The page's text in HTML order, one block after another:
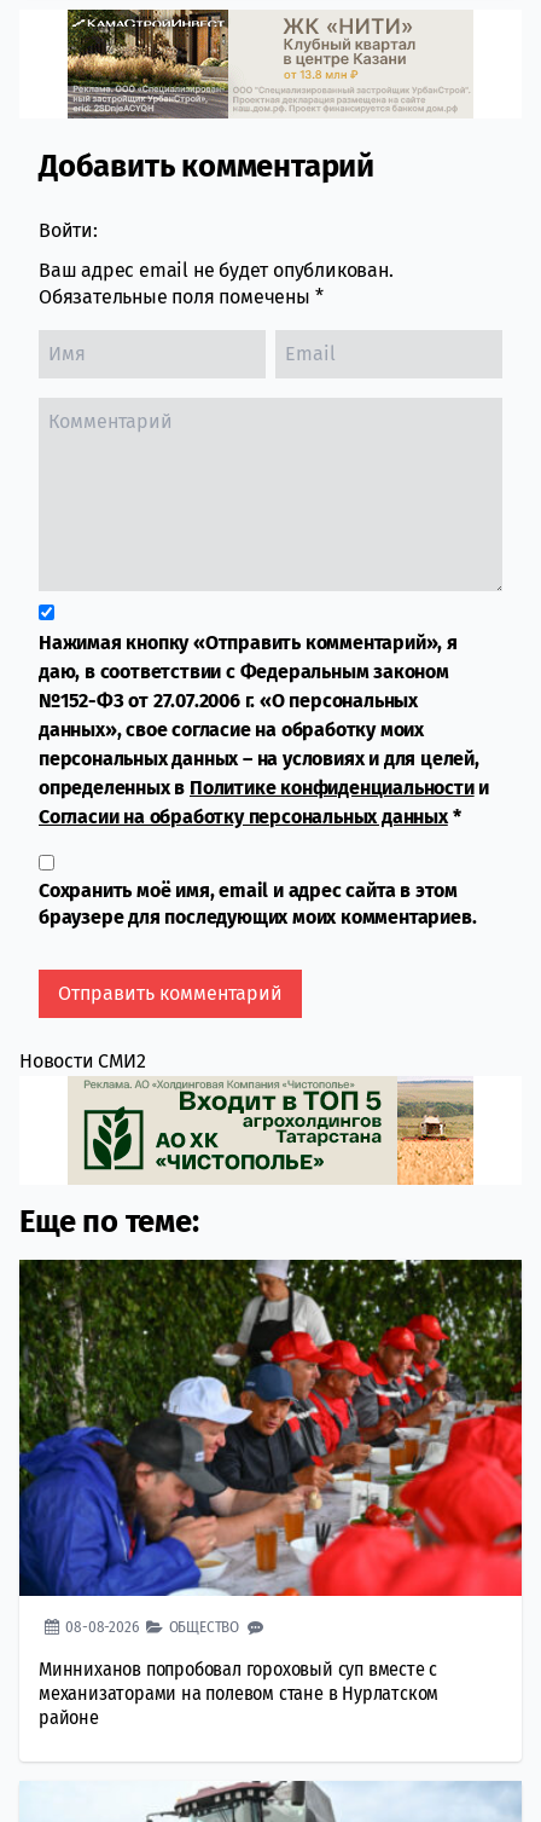
Comment section
Добавить комментарий
Войти:
Ваш адрес email не будет опубликован.
Обязательные поля помечены *
Нажимая кнопку «Отправить комментарий», я
даю, в соответствии с Федеральным законом
№152-ФЗ от 27.07.2006 г. «О персональных
данных», свое согласие на обработку моих
персональных данных – на условиях и для целей,
определенных в Политике конфиденциальностии
Согласии на обработку персональных данных*
Сохранить моё имя, email и адрес сайта в этом
браузере для последующих моих комментариев.
Новости СМИ2
Еще по теме:
08-08-2026 ОБЩЕСТВО
Минниханов попробовал гороховый суп вместе с
механизаторами на полевом стане в Нурлатском
районе